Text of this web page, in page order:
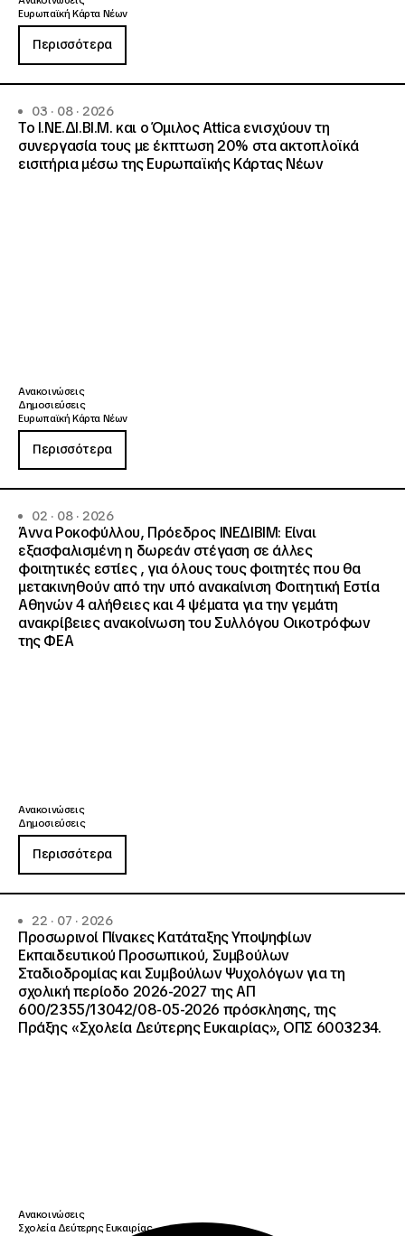
Ευρωπαϊκή Κάρτα Νέων
Περισσότερα
03 · 08 · 2026
Το Ι.ΝΕ.ΔΙ.ΒΙ.Μ. και o Όμιλος Attica ενισχύουν τη
συνεργασία τους με έκπτωση 20% στα ακτοπλοϊκά
εισιτήρια μέσω της Ευρωπαϊκής Κάρτας Νέων
Ανακοινώσεις
Δημοσιεύσεις
Ευρωπαϊκή Κάρτα Νέων
Περισσότερα
02 · 08 · 2026
Άννα Ροκοφύλλου, Πρόεδρος ΙΝΕΔΙΒΙΜ: Είναι
εξασφαλισμένη η δωρεάν στέγαση σε άλλες
φοιτητικές εστίες , για όλους τους φοιτητές που θα
μετακινηθούν από την υπό ανακαίνιση Φοιτητική Εστία
Αθηνών 4 αλήθειες και 4 ψέματα για την γεμάτη
ανακρίβειες ανακοίνωση του Συλλόγου Οικοτρόφων
της ΦΕΑ
Ανακοινώσεις
Δημοσιεύσεις
Περισσότερα
22 · 07 · 2026
Προσωρινοί Πίνακες Κατάταξης Υποψηφίων
Εκπαιδευτικού Προσωπικού, Συμβούλων
Σταδιοδρομίας και Συμβούλων Ψυχολόγων για τη
σχολική περίοδο 2026-2027 της ΑΠ
600/2355/13042/08-05-2026 πρόσκλησης, της
Πράξης «Σχολεία Δεύτερης Ευκαιρίας», ΟΠΣ 6003234.
Ανακοινώσεις
Σχολεία Δεύτερης Ευκαιρίας